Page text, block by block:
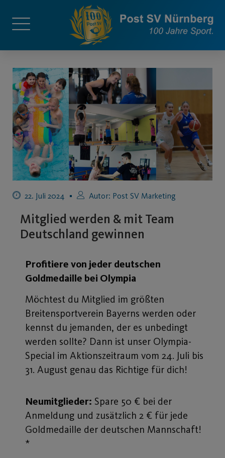
22. Juli 2024 Autor: Post SV Marketing
Mitglied werden & mit Team
Deutschland gewinnen
Profitiere von jeder deutschen
Goldmedaille bei Olympia
Möchtest du Mitglied im größten
Breitensportverein Bayerns werden oder
kennst du jemanden, der es unbedingt
werden sollte? Dann ist unser Olympia-
Special im Aktionszeitraum vom 24. Juli bis
31. August genau das Richtige für dich!
Neumitglieder: Spare 50 € bei der
Anmeldung und zusätzlich 2 € für jede
Goldmedaille der deutschen Mannschaft!
*